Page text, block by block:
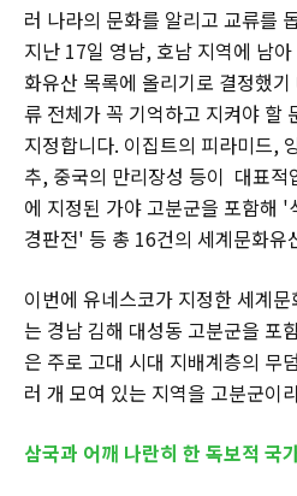
러 나라의 문화를 알리고 교류를
지난 17일 영남, 호남 지역에 남
화유산 목록에 올리기로 결정했
류 전체가 꼭 기억하고 지켜야 할
지정합니다. 이집트의 피라미드,
추, 중국의 만리장성 등이 대표적
에 지정된 가야 고분군을 포함해
경판전' 등 총 16건의 세계문화유
이번에 유네스코가 지정한 세계
는 경남 김해 대성동 고분군을 포
은 주로 고대 시대 지배계층의 무
러 개 모여 있는 지역을 고분군이
삼국과 어깨 나란히 한 독보적 국